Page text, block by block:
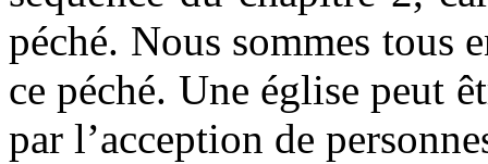
péché. Nous sommes tous
ce péché. Une église peut
par l’acception de